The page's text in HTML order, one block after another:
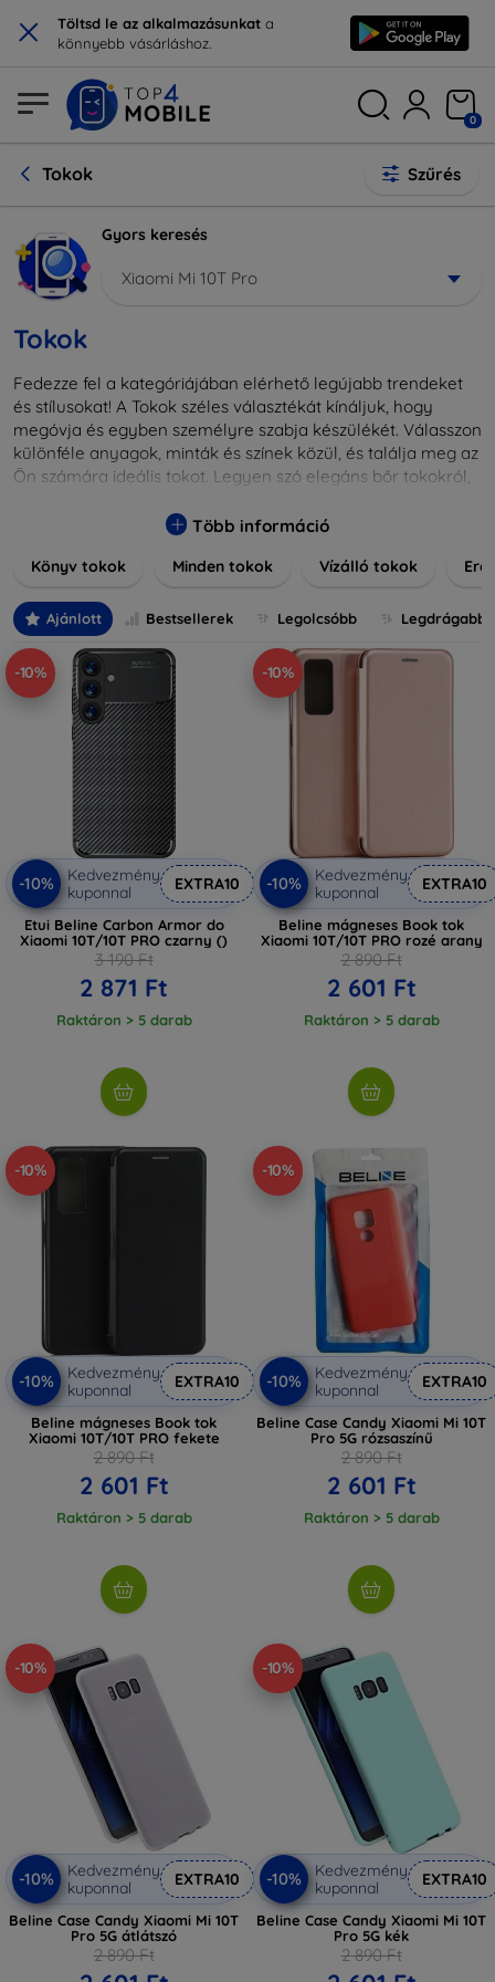
× Töltsd le az alkalmazásunkat a
könnyebb vásárláshoz.
0
Tokok Szűrés
Gyors keresés
Xiaomi Mi 10T Pro
Tokok
Fedezze fel a kategóriájában elérhető legújabb trendeket
és stílusokat! A Tokok széles választékát kínáljuk, hogy
megóvja és egyben személyre szabja készülékét. Válasszon
különféle anyagok, minták és színek közül, és találja meg az
Ön számára ideális tokot. Legyen szó elegáns bőr tokokról,
nálunk mindenki megtalálja a stílusához leginkább illő
különlegesebbé eszközeit a tökéletes tokkal!
Több információ
Könyv tokok Minden tokok Vízálló tokok
Ajánlott Bestsellerek Legolcsóbb Legdrágabb
-10%
-10%
Kedvezmény
kuponnal
EXTRA10
Etui Beline Carbon Armor do
Xiaomi 10T/10T PRO czarny ()
3 190 Ft
2 871 Ft
Raktáron > 5 darab
-10%
-10%
Kedvezmény
kuponnal
EXTRA10
Beline mágneses Book tok
Xiaomi 10T/10T PRO rozé arany
2 890 Ft
2 601 Ft
Raktáron > 5 darab
-10%
-10%
Kedvezmény
kuponnal
EXTRA10
Beline mágneses Book tok
Xiaomi 10T/10T PRO fekete
2 890 Ft
2 601 Ft
Raktáron > 5 darab
-10%
-10%
Kedvezmény
kuponnal
EXTRA10
Beline Case Candy Xiaomi Mi 10T
Pro 5G rózsaszínű
2 890 Ft
2 601 Ft
Raktáron > 5 darab
-10%
-10%
Kedvezmény
kuponnal
EXTRA10
Beline Case Candy Xiaomi Mi 10T
Pro 5G átlátszó
2 890 Ft
-10%
-10%
Kedvezmény
kuponnal
EXTRA10
Beline Case Candy Xiaomi Mi 10T
Pro 5G kék
2 890 Ft